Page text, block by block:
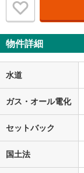
物件詳細
水道
ガス・オール電化
セットバック
国土法